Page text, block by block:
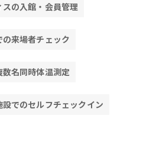
スの入館・会員管理
来場者チェック
名同時体温測定
でのセルフチェックイン